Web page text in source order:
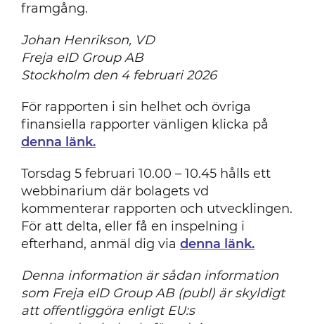
framgång.
Johan Henrikson, VD
Freja eID Group AB
Stockholm den 4 februari 2026
För rapporten i sin helhet och övriga
finansiella rapporter vänligen klicka på
denna länk.
Torsdag 5 februari 10.00 – 10.45 hålls ett
webbinarium där bolagets vd
kommenterar rapporten och utvecklingen.
För att delta, eller få en inspelning i
efterhand, anmäl dig via denna länk.
Denna information är sådan information
som Freja eID Group AB (publ) är skyldigt
att offentliggöra enligt EU:s